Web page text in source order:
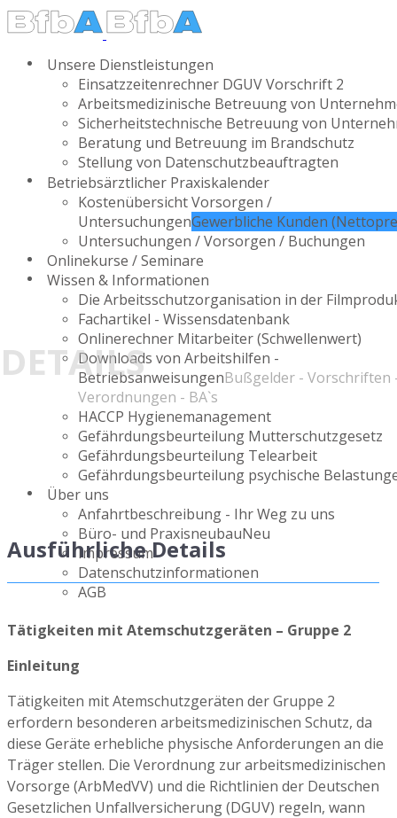
Unsere Dienstleistungen
Einsatzzeitenrechner DGUV Vorschrift 2
Arbeitsmedizinische Betreuung von
Sicherheitstechnische Betreuung von
Beratung und Betreuung im Brandschutz
Stellung von Datenschutzbeauftragten
Betriebsärztlicher Praxiskalender
Kostenübersicht Vorsorgen /
UntersuchungenGewerbliche Kunden
Untersuchungen / Vorsorgen / Buchungen
Onlinekurse / Seminare
Wissen & Informationen
Die Arbeitsschutzorganisation in der
Fachartikel - Wissensdatenbank
Onlinerechner Mitarbeiter (Schwellenwert)
Downloads von Arbeitshilfen -
BetriebsanweisungenBußgelder - Vorschriften
Verordnungen - BA`s
HACCP Hygienemanagement
Gefährdungsbeurteilung Mutterschutzgesetz
Gefährdungsbeurteilung Telearbeit
Gefährdungsbeurteilung psychische
Über uns
Anfahrtbeschreibung - Ihr Weg zu uns
Büro- und PraxisneubauNeu
Impressum
Datenschutzinformationen
AGB
DETAILS
Ausführliche Details
Tätigkeiten mit Atemschutzgeräten – Gruppe 2
Einleitung
Tätigkeiten mit Atemschutzgeräten der Gruppe 2
erfordern besonderen arbeitsmedizinischen Schutz, da
diese Geräte erhebliche physische Anforderungen an die
Träger stellen. Die Verordnung zur arbeitsmedizinischen
Vorsorge (ArbMedVV) und die Richtlinien der Deutschen
Gesetzlichen Unfallversicherung (DGUV) regeln, wann